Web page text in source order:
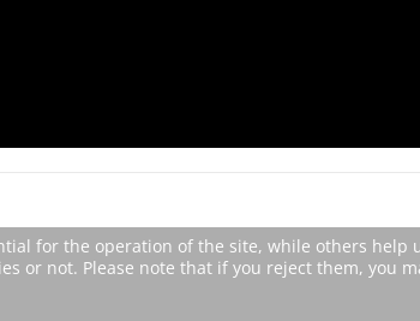
for the operation of the site, while others
or not. Please note that if you reject them, you